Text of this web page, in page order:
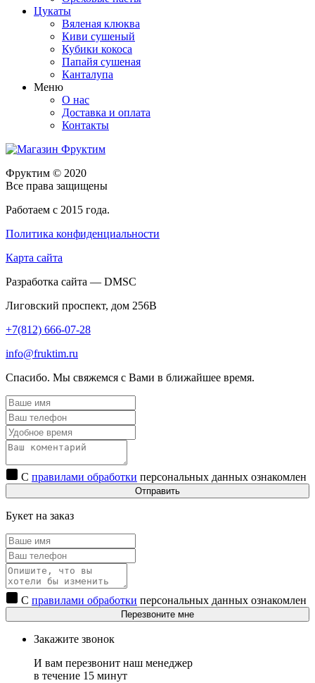
Цукаты
Вяленая клюква
Киви сушеный
Кубики кокоса
Папайя сушеная
Канталупа
Меню
О нас
Доставка и оплата
Контакты
Фруктим © 2020
Все права защищены
Работаем с 2015 года.
Политика конфиденциальности
Карта сайта
Разработка сайта — DMSC
Лиговский проспект, дом 256В
+7(812) 666-07-28
info@fruktim.ru
Спасибо. Мы свяжемся с Вами в ближайшее время.
С правилами обработки персональных данных ознакомлен
Отправить
Букет на заказ
С правилами обработки персональных данных ознакомлен
Перезвоните мне
Закажите звонок
И вам перезвонит наш менеджер
в течение 15 минут